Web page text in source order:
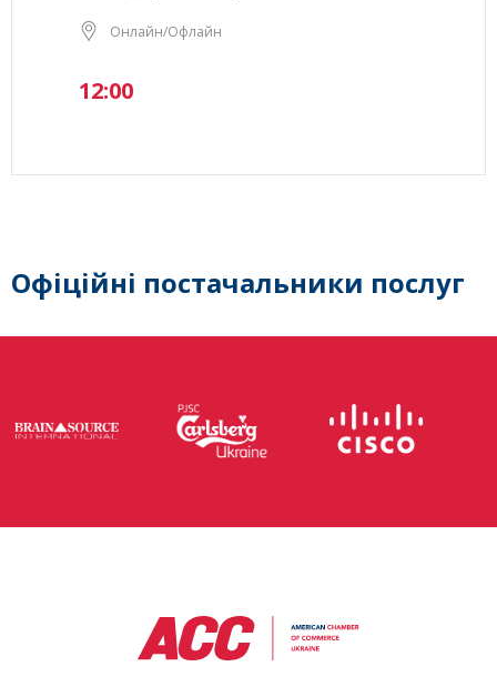
Онлайн/Офлайн
12:00
Офіційні постачальники послуг